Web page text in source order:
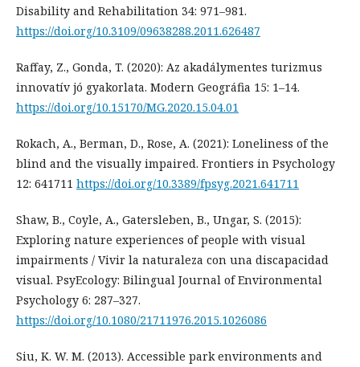
Disability and Rehabilitation 34: 971–981.
https://doi.org/10.3109/09638288.2011.626487
Raffay, Z., Gonda, T. (2020): Az akadálymentes turizmus
innovatív jó gyakorlata. Modern Geográfia 15: 1–14.
https://doi.org/10.15170/MG.2020.15.04.01
Rokach, A., Berman, D., Rose, A. (2021): Loneliness of the
blind and the visually impaired. Frontiers in Psychology
12: 641711 https://doi.org/10.3389/fpsyg.2021.641711
Shaw, B., Coyle, A., Gatersleben, B., Ungar, S. (2015):
Exploring nature experiences of people with visual
impairments / Vivir la naturaleza con una discapacidad
visual. PsyEcology: Bilingual Journal of Environmental
Psychology 6: 287–327.
https://doi.org/10.1080/21711976.2015.1026086
Siu, K. W. M. (2013). Accessible park environments and